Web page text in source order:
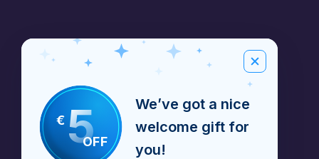
€5OFF
We’ve got a nice
welcome gift for
you!